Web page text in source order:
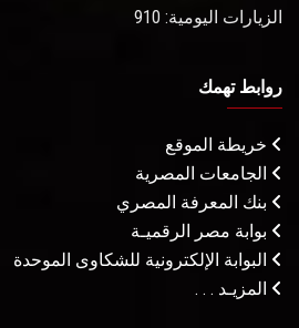
الزيارات اليومية: 910
روابط تهمك
خريطة الموقع
الجامعات المصرية
بنك المعرفة المصري
بوابة مصر الرقميـة
البوابة الإلكترونية للشكاوى الموحدة
المزيـد . . .